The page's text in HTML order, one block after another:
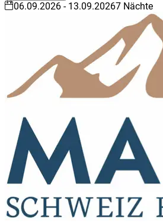
06.09.2026 - 13.09.20267 Nächte